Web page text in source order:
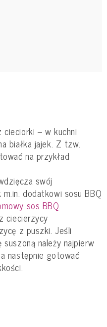
– w kuchni
białka jajek. Z tzw.
na przykład
swój
dodatkowi sosu BBQ
sos BBQ.
ciecierzycy
z puszki. Jeśli
należy najpierw
następnie gotować